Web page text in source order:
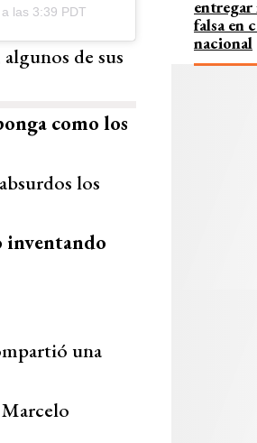
las 3:39 PDT
de sus
como los
los
inventando
una
falsa en
nacional